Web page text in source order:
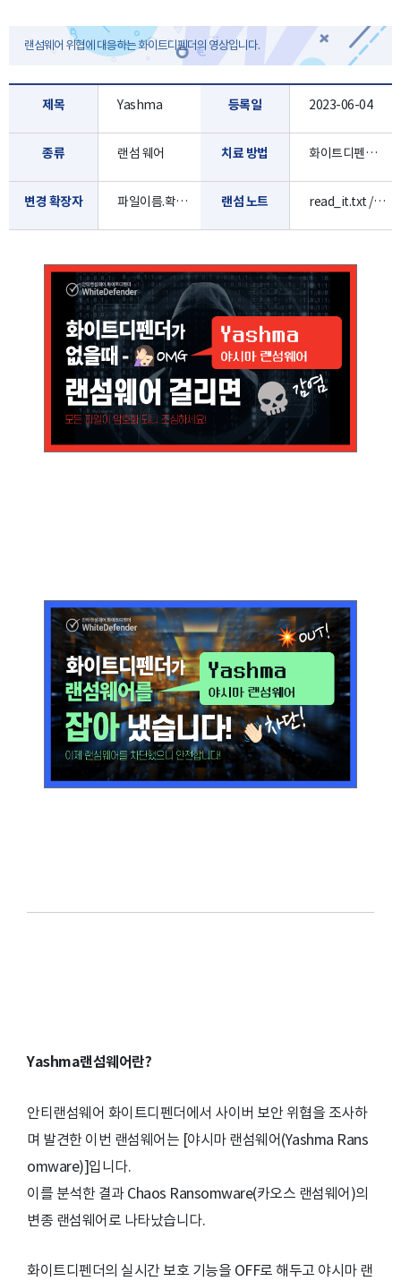
랜섬웨어 위협에 대응하는 화이트디펜더의 영상입니다.
제목 Yashma 등록일 2023-06-04
종류 랜섬 웨어 치료 방법 화이트디펜더로 진단/치료 가능합니다.
변경 확장자 파일이름.확장자.개별랜덤값 랜섬 노트 read_it.txt / 바탕화면 이미지
Yashma랜섬웨어란?
안티랜섬웨어 화이트디펜더에서 사이버 보안 위협을 조사하
며 발견한 이번 랜섬웨어는 [야시마 랜섬웨어(Yashma Rans
omware)]입니다.
이를 분석한 결과 Chaos Ransomware(카오스 랜섬웨어)의
변종 랜섬웨어로 나타났습니다.
화이트디펜더의 실시간 보호 기능을 OFF로 해두고 야시마 랜